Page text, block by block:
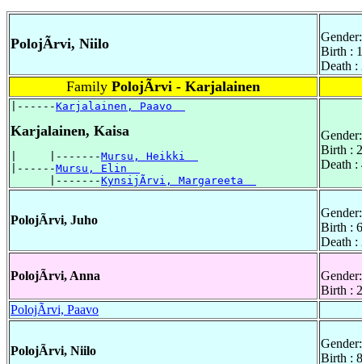
PolojÃrvi, Niilo
Birth :
Death :
Family PolojÃrvi - Karjalainen
|------Karjalainen, Paavo
Karjalainen, Kaisa
|     |-------Mursu, Heikki
|------Mursu, Elin
      |-------
KynsijÃrvi, Margareeta
Birth :
Death :
PolojÃrvi, Juho
Birth :
Death :
PolojÃrvi, Anna
Birth :
PolojÃrvi, Paavo
PolojÃrvi, Niilo
Birth :